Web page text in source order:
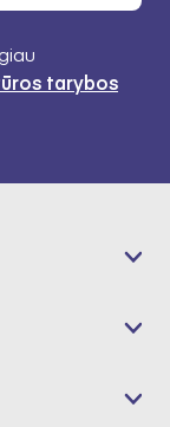
tarybos